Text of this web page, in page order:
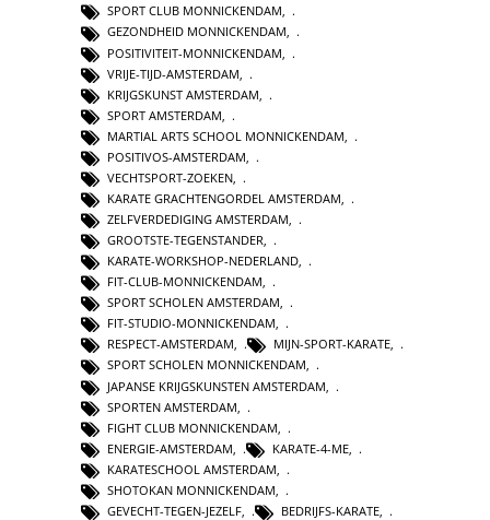
SPORT CLUB MONNICKENDAM,
GEZONDHEID MONNICKENDAM,
POSITIVITEIT-MONNICKENDAM
VRIJE-TIJD-AMSTERDAM
KRIJGSKUNST AMSTERDAM
SPORT AMSTERDAM
MARTIAL ARTS SCHOOL MONNICKENDAM
POSITIVOS-AMSTERDAM
VECHTSPORT-ZOEKEN
KARATE GRACHTENGORDEL AMSTERDAM
ZELFVERDEDIGING AMSTERDAM,
GROOTSTE-TEGENSTANDER,
KARATE-WORKSHOP-NEDERLAND,
FIT-CLUB-MONNICKENDAM,
SPORT SCHOLEN AMSTERDAM,
FIT-STUDIO-MONNICKENDAM,
RESPECT-AMSTERDAM, MIJN-SPORT-KARATE,
SPORT SCHOLEN MONNICKENDAM,
JAPANSE KRIJGSKUNSTEN AMSTERDAM
SPORTEN AMSTERDAM
FIGHT CLUB MONNICKENDAM
ENERGIE-AMSTERDAM
KARATE-4-ME
KARATESCHOOL AMSTERDAM
SHOTOKAN MONNICKENDAM
GEVECHT-TEGEN-JEZELF
BEDRIJFS-KARATE